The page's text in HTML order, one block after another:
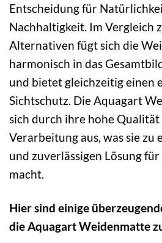
Entscheidung für
Nachhaltigkeit. Im Vergleich
Alternativen fügt sich die
harmonisch in das
und bietet gleichzeitig einen
Sichtschutz. Die Aquagart
sich durch ihre hohe
Verarbeitung aus, was sie zu
und zuverlässigen Lösung
macht.
Hier sind einige
die Aquagart Weidenmatte